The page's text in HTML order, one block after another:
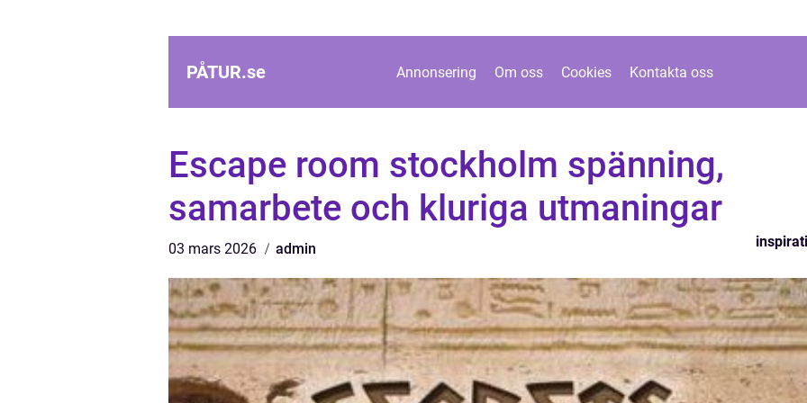
PÅTUR.se Annonsering Om oss Cookies Kontakta oss
Escape room stockholm spänning,
samarbete och kluriga utmaningar
03 mars 2026 admin